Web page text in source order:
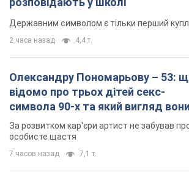
У ПриватБанку розповіли, чи дійсні
долари 1996 року: чи приймають
обмінники та банки такі купюри
Що робити, якщо банки та обмінні пункти не
приймають старі долари
8 часов назад 62,0 т.